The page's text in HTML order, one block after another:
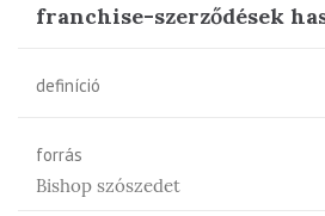
franchise-szerződések
definíció
forrás
Bishop szószedet